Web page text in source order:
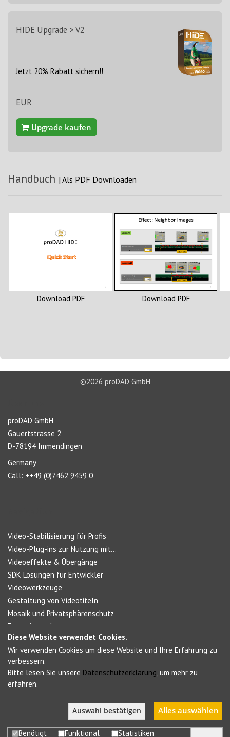
HIDE Upgrade > V2
Jetzt 20% Rabatt sichern!!
EUR
Upgrade kaufen
Handbuch | Als PDF Downloaden
Download PDF Download PDF
©2026 proDAD GmbH
proDAD GmbH
Gauertstrasse 2
D-78194 Immendingen
Germany
Call: ++49 (0)7462 9459 0
Video-Stabilisierung für Profis
Video-Plug-ins zur Nutzung mit...
Videoeffekte & Übergänge
SDK Lösungen für Entwickler
Videowerkzeuge
Gestaltung von Videotiteln
Mosaik und Privatsphärenschutz
Forensic products
Social Networks
Diese Website verwendet Cookies.
Wir verwenden Cookies um diese Website und Ihre Erfahrung zu
verbessern.
Bitte lesen Sie unsere Datenschutzerklärung, um mehr zu
erfahren.
Auswahl bestätigen Alles auswählen
Benötigt Funktional Statistiken